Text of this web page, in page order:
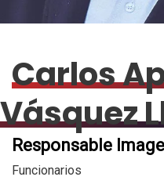
Carlos
Vásquez
Responsable
Funcionarios